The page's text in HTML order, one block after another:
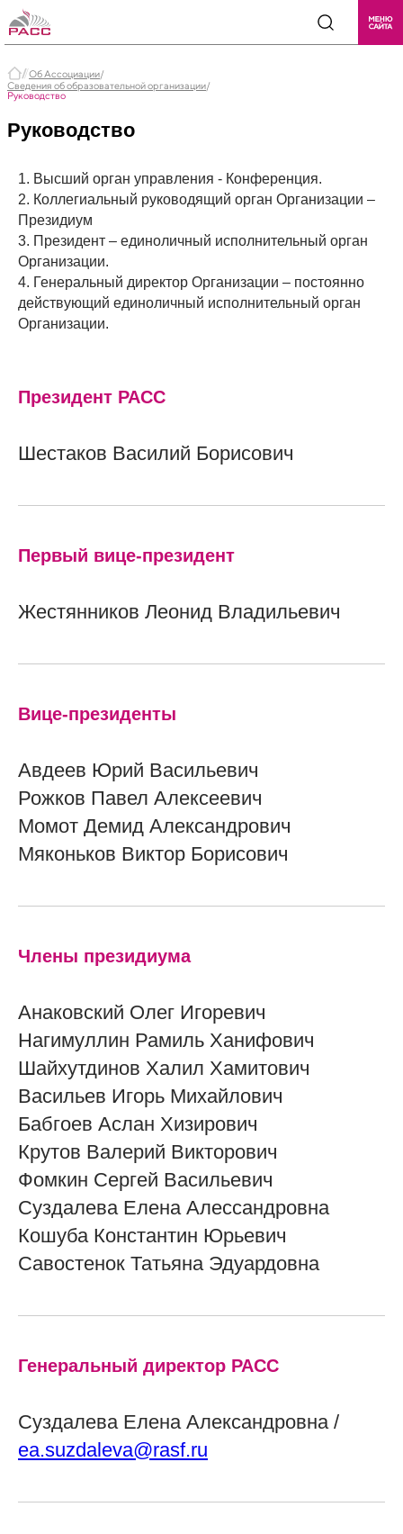
Об Ассоциации/
Сведения об образовательной организации/
Руководство
Руководство
1. Высший орган управления - Конференция.
2. Коллегиальный руководящий орган Организации –
Президиум
3. Президент – единоличный исполнительный орган
Организации.
4. Генеральный директор Организации – постоянно
действующий единоличный исполнительный орган
Организации.
Президент РАСС
Шестаков Василий Борисович
Первый вице-президент
Жестянников Леонид Владильевич
Вице-президенты
Авдеев Юрий Васильевич
Рожков Павел Алексеевич
Момот Демид Александрович
Мяконьков Виктор Борисович
Члены президиума
Анаковский Олег Игоревич
Нагимуллин Рамиль Ханифович
Шайхутдинов Халил Хамитович
Васильев Игорь Михайлович
Бабгоев Аслан Хизирович
Крутов Валерий Викторович
Фомкин Сергей Васильевич
Суздалева Елена Алессандровна
Кошуба Константин Юрьевич
Савостенок Татьяна Эдуардовна
Генеральный директор РАСС
Суздалева Елена Александровна /
ea.suzdaleva@rasf.ru